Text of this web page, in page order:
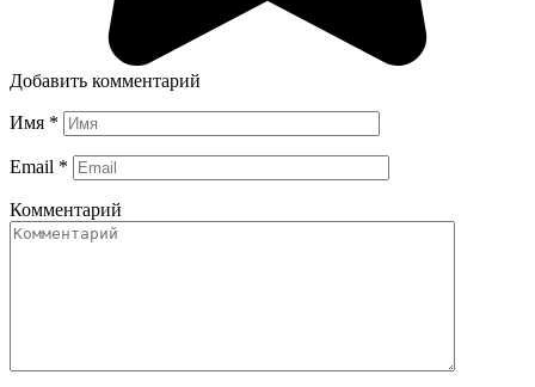
Добавить комментарий
Имя *
Email *
Комментарий